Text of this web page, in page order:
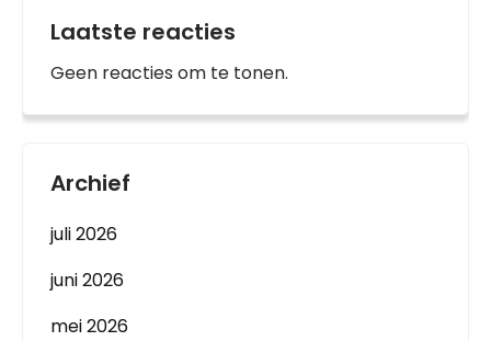
Laatste reacties
Geen reacties om te tonen.
Archief
juli 2026
juni 2026
mei 2026